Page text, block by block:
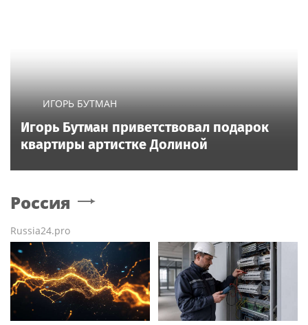
ИГОРЬ БУТМАН
Игорь Бутман приветствовал подарок
квартиры артистке Долиной
Россия
Russia24.pro